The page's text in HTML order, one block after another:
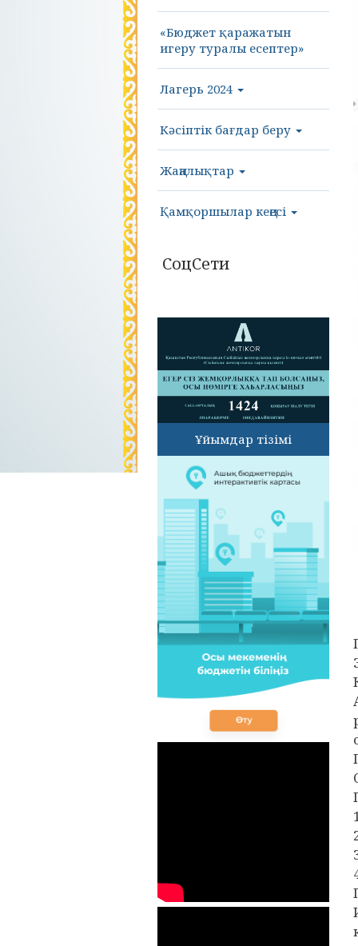
«Бюджет қаражатын
игеру туралы есептер»
Лагерь 2024
Кәсіптік бағдар беру
Жаңалықтар
Қамқоршылар кеңесі
СоцСети
Ұйымдар тізімі